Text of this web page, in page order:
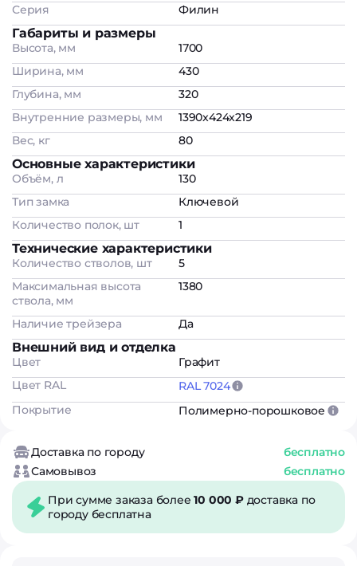
Серия
Филин
Габариты и размеры
Высота, мм
1700
Ширина, мм
430
Глубина, мм
320
Внутренние размеры, мм
1390x424x219
Вес, кг
80
Основные характеристики
Объём, л
130
Тип замка
Ключевой
Количество полок, шт
1
Технические характеристики
Количество стволов, шт
5
Максимальная высота
ствола, мм
1380
Наличие трейзера Да
Внешний вид и отделка
Цвет
Графит
Цвет RAL
RAL 7024
Покрытие
Полимерно-порошковое
Доставка по городу
бесплатно
Самовывоз
бесплатно
При сумме заказа более10 000 ₽доставка по
городу бесплатна